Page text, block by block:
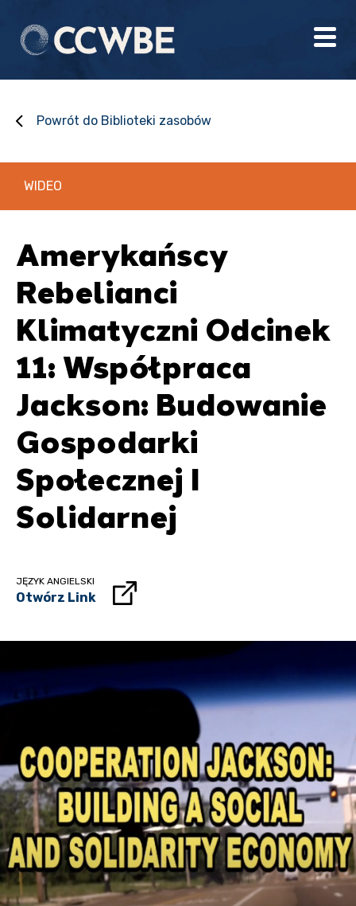
Powrót do Biblioteki zasobów
Amerykańscy
Rebelianci
Klimatyczni Odcinek
11: Współpraca
Jackson: Budowanie
Gospodarki
Społecznej I
Solidarnej
WIDEO
JĘZYK ANGIELSKI
Otwórz Link